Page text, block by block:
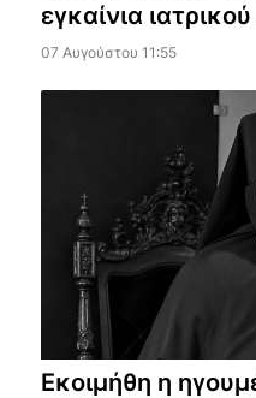
εγκαίνια
07 Αυγούστου 11:55
Εκοιμήθη η